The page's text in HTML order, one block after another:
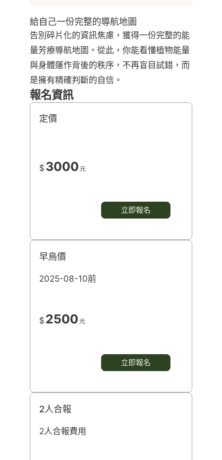
給自己一份完整的導航地圖
告別碎片化的資訊焦慮，獲得一份完整的能
量芳療導航地圖。從此，你能看懂植物能量
與身體運作背後的秩序，不再盲目試錯，而
是擁有精確判斷的自信。
報名資訊
定價
$ 3000 元
立即報名
早鳥價
2025-08-10前
$ 2500 元
立即報名
2人合報
2人合報費用